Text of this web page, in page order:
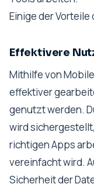
Einige der
Effektivere
Mithilfe von
effektiver
genutzt werden.
wird
richtigen Apps
vereinfacht wird.
Sicherheit der